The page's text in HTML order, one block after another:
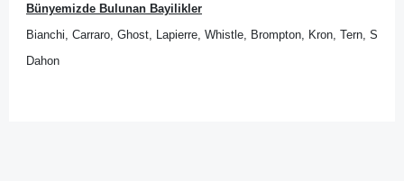
Bünyemizde Bulunan Bayilikler
Bianchi, Carraro, Ghost, Lapierre, Whistle, Brompton, Kron, Tern,
Dahon